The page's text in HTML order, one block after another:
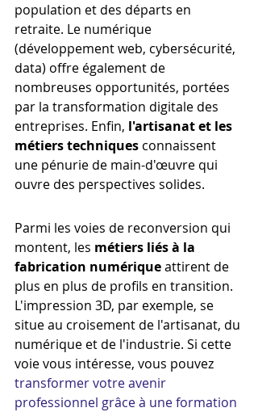
population et des départs en
retraite. Le numérique
(développement web, cybersécurité,
data) offre également de
nombreuses opportunités, portées
par la transformation digitale des
entreprises. Enfin, l'artisanat et les
métiers techniques connaissent
une pénurie de main-d'œuvre qui
ouvre des perspectives solides.
Parmi les voies de reconversion qui
montent, les métiers liés à la
fabrication numérique attirent de
plus en plus de profils en transition.
L'impression 3D, par exemple, se
situe au croisement de l'artisanat, du
numérique et de l'industrie. Si cette
voie vous intéresse, vous pouvez
transformer votre avenir
professionnel grâce à une formation